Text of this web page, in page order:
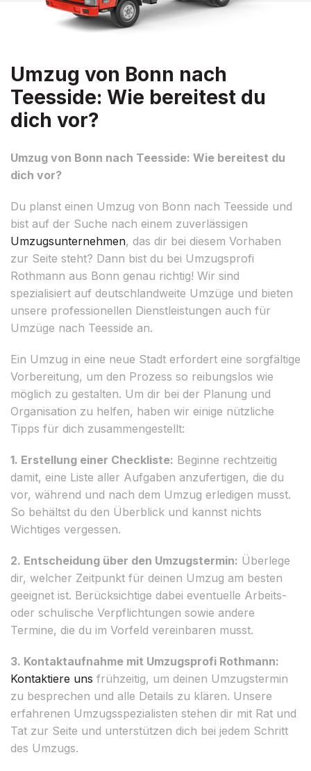
Umzug von Bonn nach
Teesside: Wie bereitest du
dich vor?
Umzug von Bonn nach Teesside: Wie bereitest du
dich vor?
Du planst einen Umzug von Bonn nach Teesside und
bist auf der Suche nach einem zuverlässigen
Umzugsunternehmen, das dir bei diesem Vorhaben
zur Seite steht? Dann bist du bei Umzugsprofi
Rothmann aus Bonn genau richtig! Wir sind
spezialisiert auf deutschlandweite Umzüge und bieten
unsere professionellen Dienstleistungen auch für
Umzüge nach Teesside an.
Ein Umzug in eine neue Stadt erfordert eine sorgfältige
Vorbereitung, um den Prozess so reibungslos wie
möglich zu gestalten. Um dir bei der Planung und
Organisation zu helfen, haben wir einige nützliche
Tipps für dich zusammengestellt:
1. Erstellung einer Checkliste: Beginne rechtzeitig
damit, eine Liste aller Aufgaben anzufertigen, die du
vor, während und nach dem Umzug erledigen musst.
So behältst du den Überblick und kannst nichts
Wichtiges vergessen.
2. Entscheidung über den Umzugstermin: Überlege
dir, welcher Zeitpunkt für deinen Umzug am besten
geeignet ist. Berücksichtige dabei eventuelle Arbeits-
oder schulische Verpflichtungen sowie andere
Termine, die du im Vorfeld vereinbaren musst.
3. Kontaktaufnahme mit Umzugsprofi Rothmann:
Kontaktiere uns frühzeitig, um deinen Umzugstermin
zu besprechen und alle Details zu klären. Unsere
erfahrenen Umzugsspezialisten stehen dir mit Rat und
Tat zur Seite und unterstützen dich bei jedem Schritt
des Umzugs.